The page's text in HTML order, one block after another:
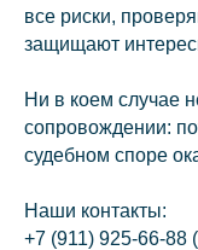
все риски,
защищают
Ни в коем случае
сопровождении:
судебном споре
Наши контакты:
+7 (911) 925-66-88 (